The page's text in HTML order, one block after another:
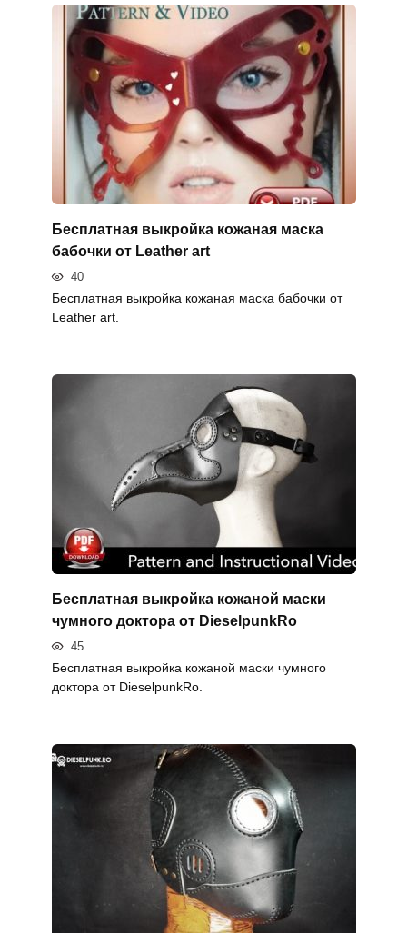
Бесплатная выкройка кожаная маска
бабочки от Leather art
40
Бесплатная выкройка кожаная маска бабочки от
Leather art.
Бесплатная выкройка кожаной маски
чумного доктора от DieselpunkRo
45
Бесплатная выкройка кожаной маски чумного
доктора от DieselpunkRo.